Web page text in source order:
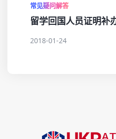
常见疑问解答
留学回国人员证明补
2018-01-24